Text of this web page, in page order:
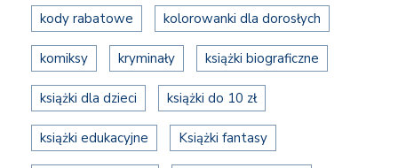
kody rabatowe kolorowanki dla dorosłych
komiksy kryminały książki biograficzne
książki dla dzieci książki do 10 zł
książki edukacyjne Książki fantasy